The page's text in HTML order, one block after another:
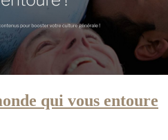
qui vous entoure